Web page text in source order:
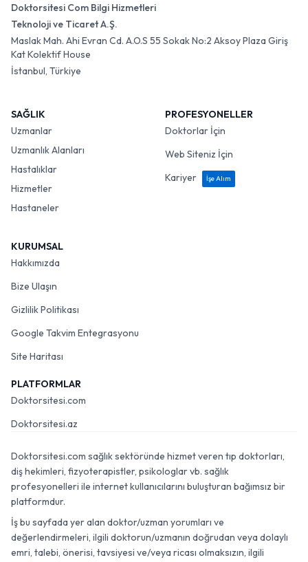
Doktorsitesi Com Bilgi Hizmetleri
Teknoloji ve Ticaret A.Ş.
Maslak Mah. Ahi Evran Cd. A.O.S 55 Sokak No:2 Aksoy Plaza Giriş
Kat Kolektif House
İstanbul, Türkiye
SAĞLIK
Uzmanlar
Uzmanlık Alanları
Hastalıklar
Hizmetler
Hastaneler
PROFESYONELLER
Doktorlar İçin
Web Siteniz İçin
Kariyer
İşe Alım
KURUMSAL
Hakkımızda
Bize Ulaşın
Gizlilik Politikası
Google Takvim Entegrasyonu
Site Haritası
PLATFORMLAR
Doktorsitesi.com
Doktorsitesi.az
Doktorsitesi.com sağlık sektöründe hizmet veren tıp doktorları,
diş hekimleri, fizyoterapistler, psikologlar vb. sağlık
profesyonelleri ile internet kullanıcılarını buluşturan bağımsız bir
platformdur.
İş bu sayfada yer alan doktor/uzman yorumları ve
değerlendirmeleri, ilgili doktorun/uzmanın doğrudan veya dolaylı
emri, talebi, önerisi, tavsiyesi ve/veya ricası olmaksızın, ilgili